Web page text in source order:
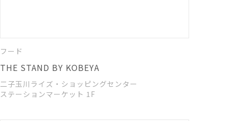
フード
THE STAND BY KOBEYA
二子玉川ライズ・ショッピングセンター
ステーションマーケット 1F